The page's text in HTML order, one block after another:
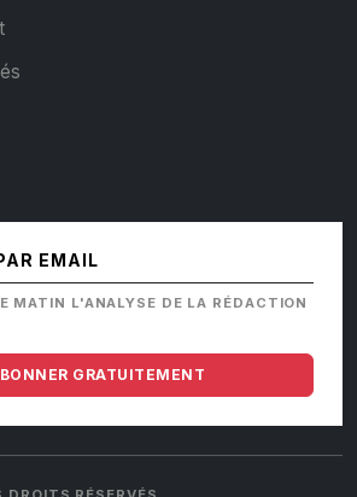
EMAIL
MATIN L'ANALYSE DE LA RÉDACTION
GRATUITEMENT